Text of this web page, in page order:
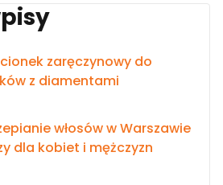
zaręczynowy do
z diamentami
włosów w Warszawie
dla kobiet i mężczyzn